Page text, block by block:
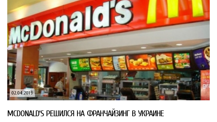
02.04.2013
MCDONALD‘S РЕШИЛСЯ НА ФРАНЧАЙЗИНГ В УКРАИНЕ